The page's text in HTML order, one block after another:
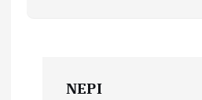
NEPI